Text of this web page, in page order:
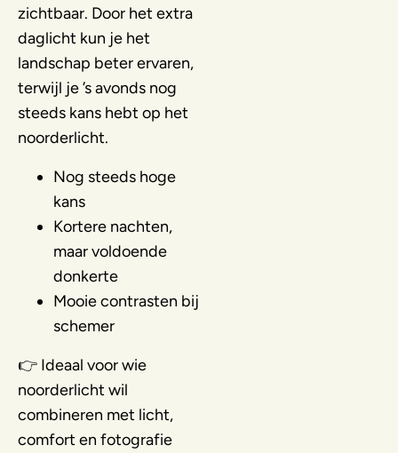
zichtbaar. Door het extra
daglicht kun je het
landschap beter ervaren,
terwijl je ’s avonds nog
steeds kans hebt op het
noorderlicht.
Nog steeds hoge
kans
Kortere nachten,
maar voldoende
donkerte
Mooie contrasten bij
schemer
👉 Ideaal voor wie
noorderlicht wil
combineren met licht,
comfort en fotografie